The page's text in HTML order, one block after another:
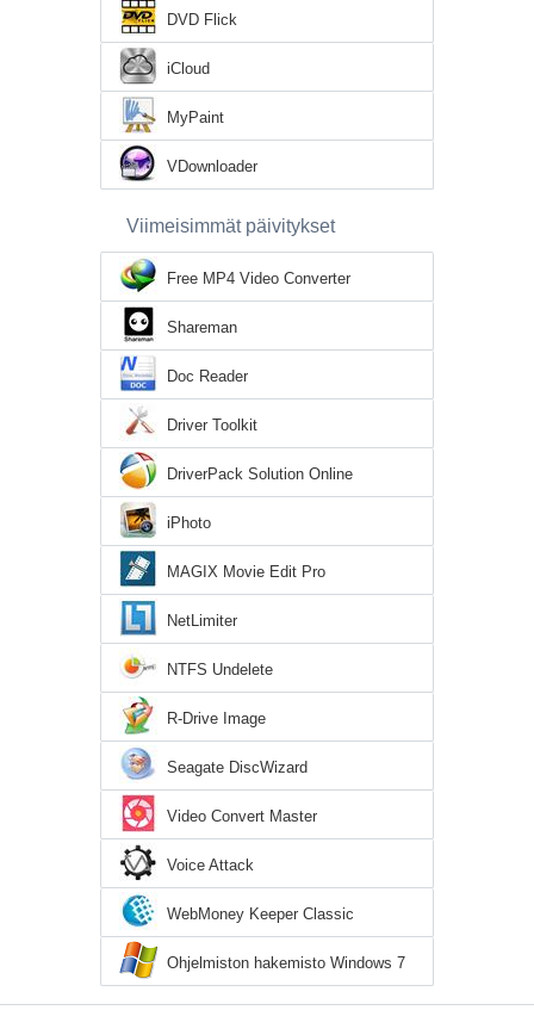
DVD Flick
iCloud
MyPaint
VDownloader
Viimeisimmät päivitykset
Free MP4 Video Converter
Shareman
Doc Reader
Driver Toolkit
DriverPack Solution Online
iPhoto
MAGIX Movie Edit Pro
NetLimiter
NTFS Undelete
R-Drive Image
Seagate DiscWizard
Video Convert Master
Voice Attack
WebMoney Keeper Classic
Ohjelmiston hakemisto Windows 7